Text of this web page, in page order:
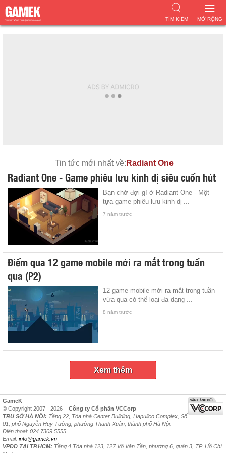
MỞ RỘNG
TÌM KIẾM
Tin tức mới nhất về: Radiant One
Radiant One - Game phiêu lưu kinh dị siêu cuốn hút
Bạn chờ đợi gì ở Radiant One - Một
tựa game phiêu lưu kinh dị ...
7 năm trước
Điểm qua 12 game mobile mới ra mắt trong tuần
qua (P2)
12 game mobile mới ra mắt trong tuần
vừa qua có thể loại đa dạng ...
8 năm trước
Xem thêm
GameK
© Copyright 2007 - 2026 – Công ty Cổ phần VCCorp
TRỤ SỞ HÀ NỘI: Tầng 22, Tòa nhà Center Building, Hapulico Complex, Số
01, phố Nguyễn Huy Tưởng, phường Thanh Xuân, thành phố Hà Nội.
Điện thoại: 024 7309 5555.
Email: info@gamek.vn
VPĐD TẠI TP.HCM: Tầng 4 Tòa nhà 123, 127 Võ Văn Tần, phường 6, quận 3, TP. Hồ Chí